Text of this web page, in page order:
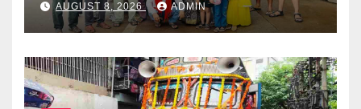
AUGUST 8, 2026 ADMIN